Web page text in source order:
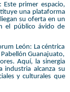
Este primer espacio,
una plataforma
su oferta en un
el público ávido de
León: La céntrica
Guanajuato,
Aquí, la sinergia
industria alcanza su
y culturales que